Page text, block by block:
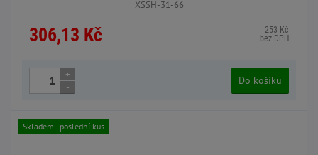
XSSH-31-66
306,13 Kč
253 Kč
bez DPH
+
-
Do košíku
Skladem - poslední kus